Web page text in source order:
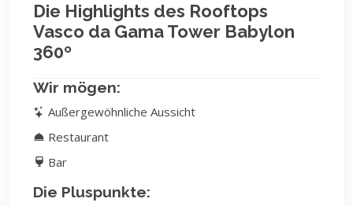
Die Highlights des Rooftops
Vasco da Gama Tower Babylon
360º
Wir mögen:
Außergewöhnliche Aussicht
Restaurant
Bar
Die Pluspunkte: